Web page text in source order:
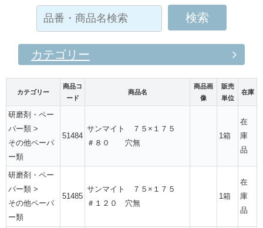
カテゴリー
カテゴリー
商品コ
ード
商品名
商品画
像
販売
単位
在庫
研磨剤・ペー
パー類 >
その他ペーパ
ー類
51484
サンマイト ７５×１７５
＃８０ 穴無
1箱
在
庫
品
研磨剤・ペー
パー類 >
その他ペーパ
ー類
51485
サンマイト ７５×１７５
＃１２０ 穴無
1箱
在
庫
品